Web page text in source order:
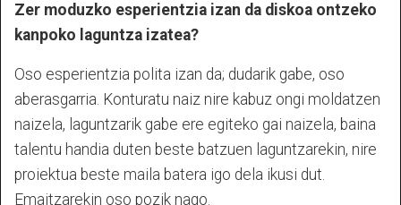
Zer moduzko esperientzia izan da diskoa ontzeko
kanpoko laguntza izatea?
Oso esperientzia polita izan da; dudarik gabe, oso
aberasgarria. Konturatu naiz nire kabuz ongi moldatzen
naizela, laguntzarik gabe ere egiteko gai naizela, baina
talentu handia duten beste batzuen laguntzarekin, nire
proiektua beste maila batera igo dela ikusi dut.
Emaitzarekin oso pozik nago.